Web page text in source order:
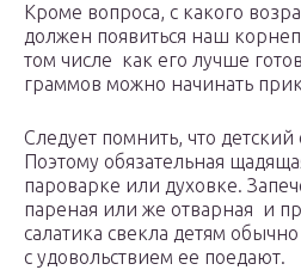
Кроме вопроса, с какого
должен появиться наш
том числе как его лучше
граммов можно начинать
Следует помнить, что
Поэтому обязательная
пароварке или духовке.
пареная или же отварная и
салатика свекла детям
с удовольствием ее поедают.